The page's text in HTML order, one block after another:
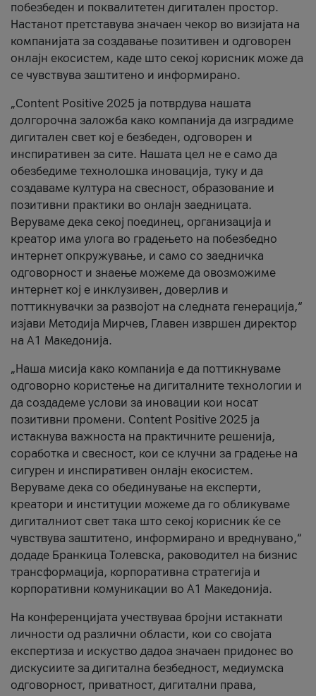
побезбеден и поквалитетен дигитален простор.
Настанот претставува значаен чекор во визијата на
компанијата за создавање позитивен и одговорен
онлајн екосистем, каде што секој корисник може да
се чувствува заштитено и информирано.
„Content Positive 2025 ја потврдува нашата
долгорочна заложба како компанија да изградиме
дигитален свет кој е безбеден, одговорен и
инспиративен за сите. Нашата цел не е само да
обезбедиме технолошка иновација, туку и да
создаваме култура на свесност, образование и
позитивни практики во онлајн заедницата.
Веруваме дека секој поединец, организација и
креатор има улога во градењето на побезбедно
интернет опкружување, и само со заедничка
одговорност и знаење можеме да овозможиме
интернет кој е инклузивен, доверлив и
поттикнувачки за развојот на следната генерација,“
изјави Методија Мирчев, Главен извршен директор
на А1 Македонија.
„Наша мисија како компанија е да поттикнуваме
одговорно користење на дигиталните технологии и
да создадеме услови за иновации кои носат
позитивни промени. Content Positive 2025 ја
истакнува важноста на практичните решенија,
соработка и свесност, кои се клучни за градење на
сигурен и инспиративен онлајн екосистем.
Веруваме дека со обединување на експерти,
креатори и институции можеме да го обликуваме
дигиталниот свет така што секој корисник ќе се
чувствува заштитено, информирано и вреднувано,“
додаде Бранкица Толевска, раководител на бизнис
трансформација, корпоративна стратегија и
корпоративни комуникации во А1 Македонија.
На конференцијата учествуваа бројни истакнати
личности од различни области, кои со својата
експертиза и искуство дадоа значаен придонес во
дискусиите за дигитална безбедност, медиумска
одговорност, приватност, дигитални права,